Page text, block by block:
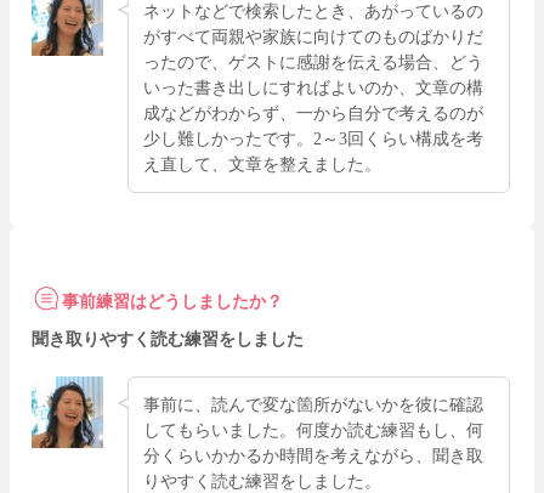
ネットなどで検索したとき、あがっているの
がすべて両親や家族に向けてのものばかりだ
ったので、ゲストに感謝を伝える場合、どう
いった書き出しにすればよいのか、文章の構
成などがわからず、一から自分で考えるのが
少し難しかったです。2～3回くらい構成を考
え直して、文章を整えました。
事前練習はどうしましたか？
聞き取りやすく読む練習をしました
事前に、読んで変な箇所がないかを彼に確認
してもらいました。何度か読む練習もし、何
分くらいかかるか時間を考えながら、聞き取
りやすく読む練習をしました。